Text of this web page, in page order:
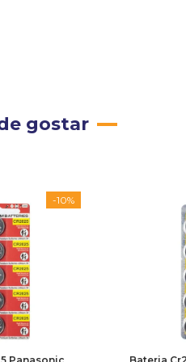
gostar
-10%